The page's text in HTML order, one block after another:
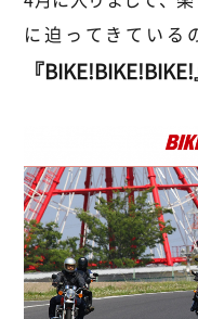
に迫ってきている
『BIKE!BIKE!BIKE!